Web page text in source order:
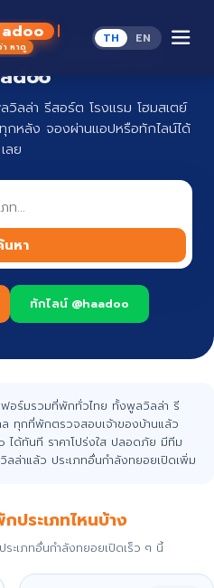
า หาดู
TH EN
ง่าย ปลอดภัย กับ
ล่า รีสอร์ต โรงแรม โฮมสเตย์
กหลัง จองผ่านแอปหรือทักไลน์ได้
เลย
นหา
ทักไลน์ @haadoo
อร์มรวมที่พักทั่วไทย ทั้งพูลวิลล่า รี
ล ทุกที่พักตรวจสอบเจ้าของบ้านแล้ว
ได้ทันที ราคาโปร่งใส ปลอดภัย มีทีม
ล่าแล้ว ประเภทอื่นกำลังทยอยเปิดเพิ่ม
ประเภทไหนบ้าง
ะเภทอื่นกำลังทยอยเปิดเร็ว ๆ นี้